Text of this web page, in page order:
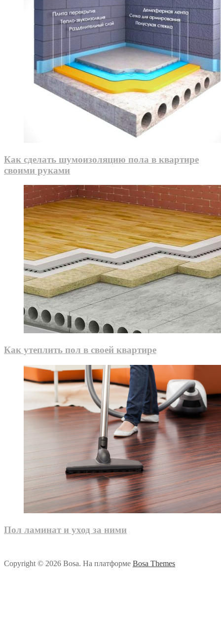
Как сделать шумоизоляцию пола в квартире
своими руками
Как утеплить пол в своей квартире
Пол ламинат и уход за ними
Copyright © 2026 Bosa. На платформе Bosa Themes